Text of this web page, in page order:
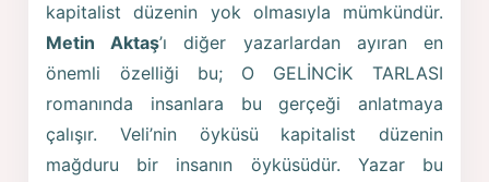
kapitalist düzenin yok olmasıyla mümkündür.
Metin Aktaş’ı diğer yazarlardan ayıran en
önemli özelliği bu; O GELİNCİK TARLASI
romanında insanlara bu gerçeği anlatmaya
çalışır. Veli’nin öyküsü kapitalist düzenin
mağduru bir insanın öyküsüdür. Yazar bu